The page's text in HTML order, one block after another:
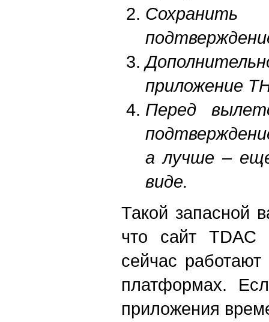
приложение
Перед
а лучше –
виде.
Такой запасной
что сайт TDAC
сейчас
платформах.
приложения